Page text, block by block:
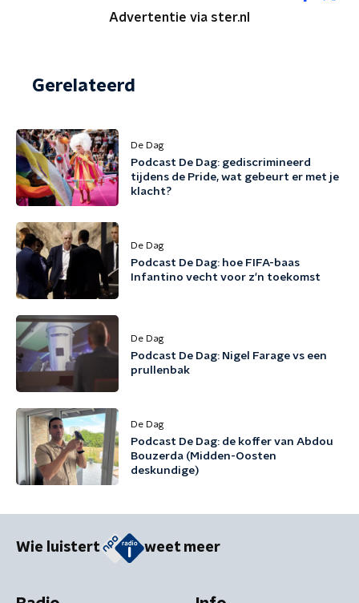
Advertentie via ster.nl
Gerelateerd
De Dag
Podcast De Dag: gediscrimineerd
tijdens de Pride, wat gebeurt er met je
klacht?
De Dag
Podcast De Dag: hoe FIFA-baas
Infantino vecht voor z'n toekomst
De Dag
Podcast De Dag: Nigel Farage vs een
prullenbak
De Dag
Podcast De Dag: de koffer van Abdou
Bouzerda (Midden-Oosten
deskundige)
Wie luistert weet meer